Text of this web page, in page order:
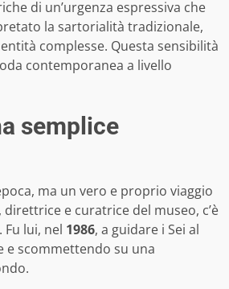
di un’urgenza espressiva che
la sartorialità tradizionale,
complesse. Questa sensibilità
contemporanea a livello
semplice
ma un vero e proprio viaggio
, direttrice e curatrice del museo, c’è
lui, nel 1986, a guidare i Sei al
e scommettendo su una